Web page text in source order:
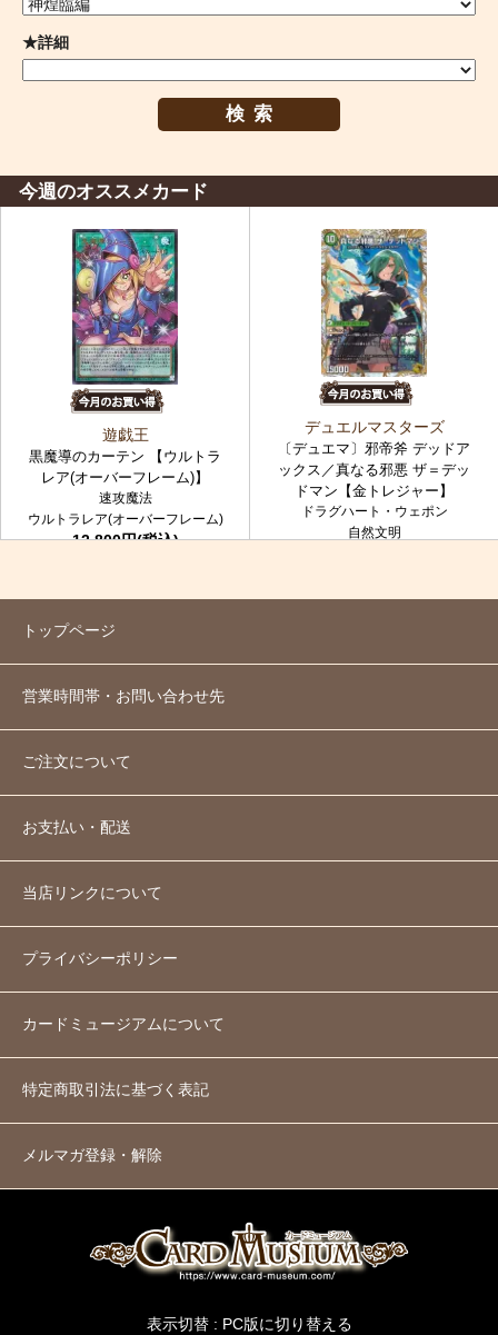
★詳細
検索
今週のオススメカード
遊戯王
黒魔導のカーテン 【ウルトラ
レア(オーバーフレーム)】
速攻魔法
ウルトラレア(オーバーフレーム)
12,800円(税込)
デュエルマスターズ
〔デュエマ〕邪帝斧 デッドア
ックス／真なる邪悪 ザ＝デッ
ドマン【金トレジャー】
ドラグハート・ウェポン
自然文明
トップページ
営業時間帯・お問い合わせ先
ご注文について
お支払い・配送
当店リンクについて
プライバシーポリシー
カードミュージアムについて
特定商取引法に基づく表記
メルマガ登録・解除
表示切替 : PC版に切り替える